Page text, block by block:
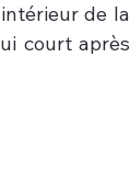
de la
court après